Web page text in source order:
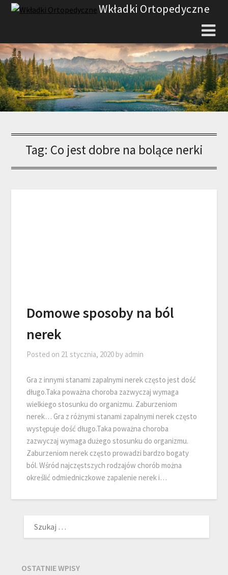
Skip
Wkładki Ortopedyczne
Tag: Co jest dobre na bolące nerki
Domowe sposoby na ból
nerek
Posted on 21 stycznia, 2020 by admin
Gra z innymi stanami zapalnymi nerek często jest dość
długo.Taka poważna choroba zazwyczaj wymaga
wielkiego stosunku do organizmu. Zaburzeniom
nerek… Gra z różnymi stanami zapalnymi nerek często
występuje dość długo.Taka poważna choroba
zazwyczaj wymaga dużego stosunku do organizmu.
Zaburzeniom nerek często prowadzi bardzo bogaty
ból. Wśród najczęstszych rodzajów chorób można
określić odmiedniczkowe zapalenie nerek i…
OSTATNIE WPISY